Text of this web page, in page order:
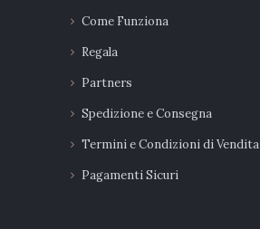
Come Funziona
Regala
Partners
Spedizione e Consegna
Termini e Condizioni di Vendita
Pagamenti Sicuri